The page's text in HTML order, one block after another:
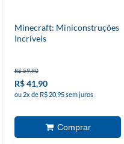
Minecraft: Miniconstruções
Incríveis
R$ 59,90
R$ 41,90
ou 2x de R$ 20,95 sem juros